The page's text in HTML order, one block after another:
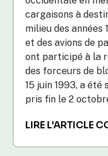
cargaisons à
milieu des années
et des avions de
ont participé à la
des forceurs de
15 juin 1993, a été
pris fin le 2
LIRE L'ARTICLE